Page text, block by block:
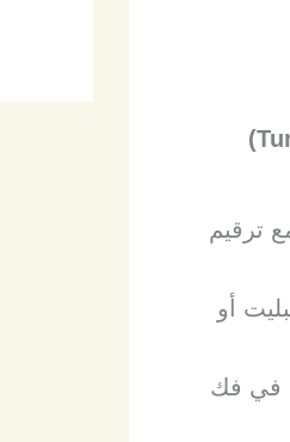
​شركات النقل المحترفة في الفروانية تقدم خدمة “العمل المتكامل” (Turnkey Service)
ترقيم
أو
في فك